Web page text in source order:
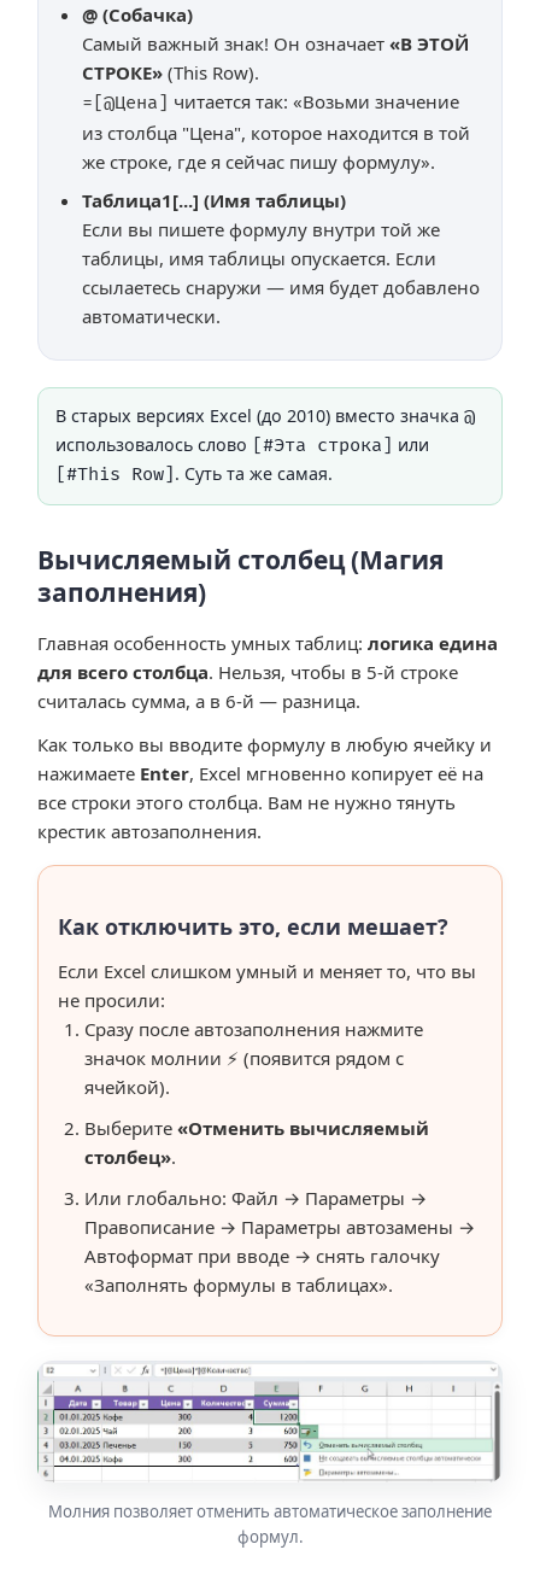
@ (Собачка)
Самый важный знак! Он означает «В ЭТОЙ
СТРОКЕ» (This Row).
=[@Цена] читается так: «Возьми значение
из столбца "Цена", которое находится в той
же строке, где я сейчас пишу формулу».
Таблица1[...] (Имя таблицы)
Если вы пишете формулу внутри той же
таблицы, имя таблицы опускается. Если
ссылаетесь снаружи — имя будет добавлено
автоматически.
В старых версиях Excel (до 2010) вместо значка @
использовалось слово
[#Эта строка]
или
[#This Row] . Суть та же самая.
Вычисляемый столбец (Магия
заполнения)
Главная особенность умных таблиц: логика едина
для всего столбца. Нельзя, чтобы в 5-й строке
считалась сумма, а в 6-й — разница.
Как только вы вводите формулу в любую ячейку и
нажимаете Enter, Excel мгновенно копирует её на
все строки этого столбца. Вам не нужно тянуть
крестик автозаполнения.
Как отключить это, если мешает?
Если Excel слишком умный и меняет то, что вы
не просили:
Сразу после автозаполнения нажмите
значок молнии ⚡ (появится рядом с
ячейкой).
Выберите «Отменить вычисляемый
столбец».
Или глобально: Файл → Параметры →
Правописание → Параметры автозамены →
Автоформат при вводе → снять галочку
«Заполнять формулы в таблицах».
Молния позволяет отменить автоматическое заполнение
формул.